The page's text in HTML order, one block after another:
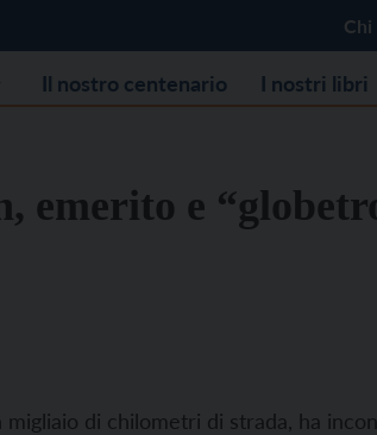
Chi
Il nostro centenario I nostri libri
emerito e
di chilometri di strada, ha